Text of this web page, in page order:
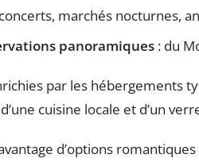
marchés nocturnes,
panoramiques : du
par les hébergements
cuisine locale et d’un
d’options